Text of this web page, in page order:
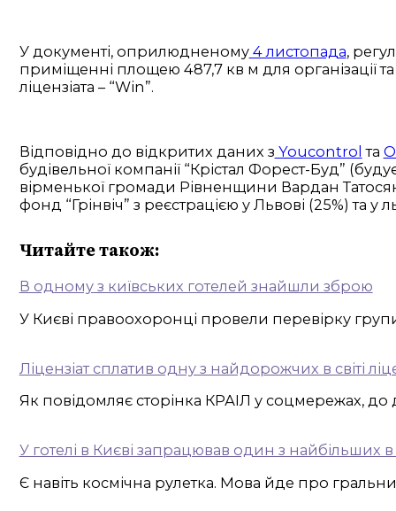
У документі, оприлюдненому4 листопада,
приміщенні площею 487,7 кв м для організації
ліцензіата – “Win”.
Відповідно до відкритих даних з Youcontrol та
будівельної компанії “Крістал Форест-Буд”
вірменької громади Рівненщини Вардан
фонд “Грінвіч” з реєстрацією у Львові (25%) та
Читайте також:
В одному з київських готелей знайшли зброю
У Києві правоохоронці провели перевірку
Ліцензіат сплатив одну з найдорожчих в світі
Як повідомляє сторінка КРАІЛ у соцмережах, до
У готелі в Києві запрацював один з найбільших в
Є навіть космічна рулетка. Мова йде про